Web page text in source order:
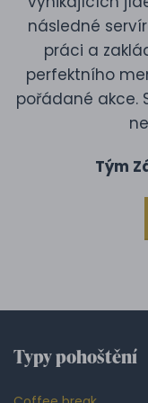
následné
práci a
perfektního
pořádané akce.
Tým
Typy pohoštění